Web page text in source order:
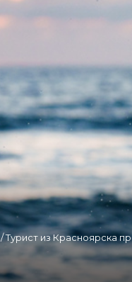
/Турист из Красноярска